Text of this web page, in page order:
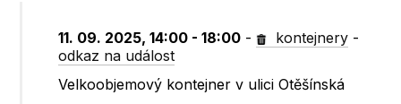
11. 09. 2025, 14:00 - 18:00 - kontejnery -
odkaz na událost
Velkoobjemový kontejner v ulici Otěšínská